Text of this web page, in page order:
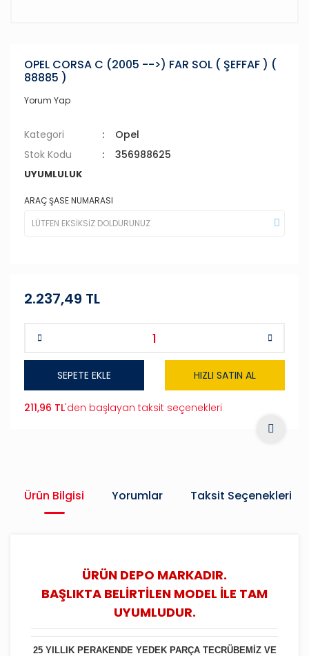
OPEL CORSA C (2005 -->) FAR SOL ( ŞEFFAF ) (
88885 )
Yorum Yap
Kategori
Opel
Stok Kodu
356988625
UYUMLULUK
ARAÇ ŞASE NUMARASI
2.237,49 TL
SEPETE EKLE HIZLI SATIN AL
211,96 TL'den başlayan taksit seçenekleri
Ürün Bilgisi Yorumlar Taksit Seçenekleri
ÜRÜN DEPO MARKADIR.
BAŞLIKTA BELİRTİLEN MODEL İLE TAM
UYUMLUDUR.
25 YILLIK PERAKENDE YEDEK PARÇA TECRÜBEMİZ VE